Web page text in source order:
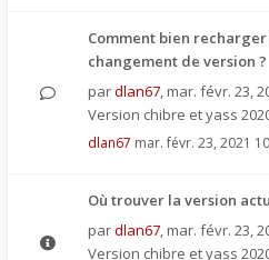
Comment bien
changement de version ?
pardlan67, mar. févr. 23,
Version chibre et yass
dlan67 mar. févr. 23, 2021
Où trouver la version
pardlan67, mar. févr. 23,
Version chibre et yass